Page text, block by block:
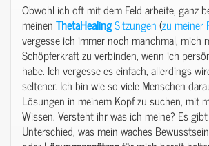
Obwohl ich oft mit dem Feld arbeite, ganz
meinenThetaHealingSitzungen(zu meiner
vergesse ich immer noch manchmal, mich
Schöpferkraft zu verbinden, wenn ich
habe. Ich vergesse es einfach, allerdings
seltener. Ich bin wie so viele Menschen
Lösungen in meinem Kopf zu suchen, mit
Wissen. Versteht ihr was ich meine? Es
Unterschied, was mein waches